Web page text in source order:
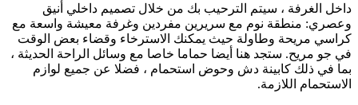
داخل الغرفة ، سيتم الترحيب بك من خلال تصميم داخلي أنيق
وعصري: منطقة نوم مع سريرين مفردين وغرفة معيشة واسعة مع
كراسي مريحة وطاولة حيث يمكنك الاسترخاء وقضاء بعض الوقت
في جو مريح. ستجد هنا أيضا حماما خاصا مع وسائل الراحة الحديثة ،
بما في ذلك كابينة دش وحوض استحمام ، فضلا عن جميع لوازم
الاستحمام اللازمة.